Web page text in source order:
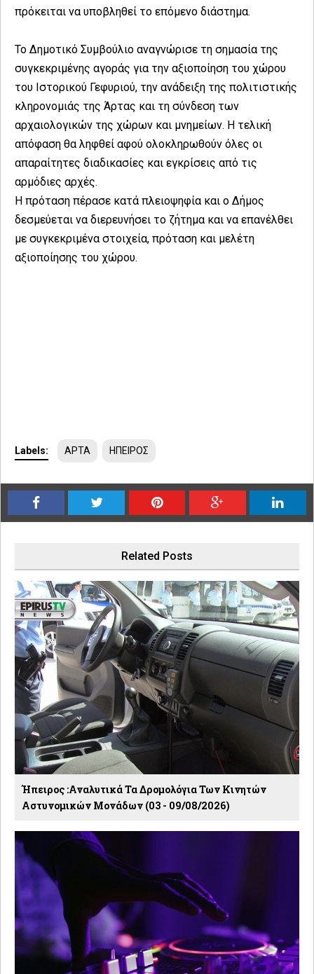
πρόκειται να υποβληθεί το επόμενο διάστημα.
Το Δημοτικό Συμβούλιο αναγνώρισε τη σημασία της
συγκεκριμένης αγοράς για την αξιοποίηση του χώρου
του Ιστορικού Γεφυριού, την ανάδειξη της πολιτιστικής
κληρονομιάς της Άρτας και τη σύνδεση των
αρχαιολογικών της χώρων και μνημείων. Η τελική
απόφαση θα ληφθεί αφού ολοκληρωθούν όλες οι
απαραίτητες διαδικασίες και εγκρίσεις από τις
αρμόδιες αρχές.
Η πρόταση πέρασε κατά πλειοψηφία και ο Δήμος
δεσμεύεται να διερευνήσει το ζήτημα και να επανέλθει
με συγκεκριμένα στοιχεία, πρόταση και μελέτη
αξιοποίησης του χώρου.
Labels: ΑΡΤΑ ΗΠΕΙΡΟΣ
Related Posts
Ήπειρος :Αναλυτικά Τα Δρομολόγια Των Κινητών
Αστυνομικών Μονάδων (03 - 09/08/2026)